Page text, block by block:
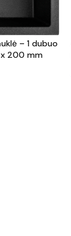
– 1 dubuo
200 mm